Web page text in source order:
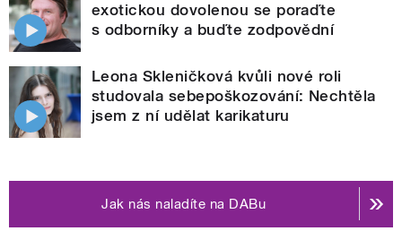
exotickou dovolenou se poraďte
s odborníky a buďte zodpovědní
Leona Skleničková kvůli nové roli
studovala sebepoškozování: Nechtěla
jsem z ní udělat karikaturu
Jak nás naladíte na DABu